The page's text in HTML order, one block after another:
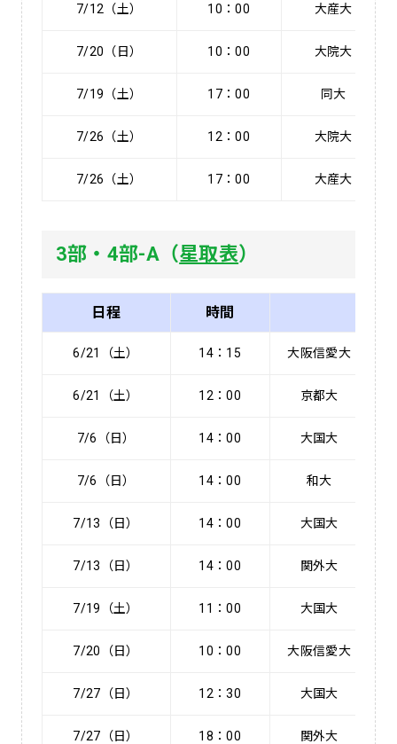
7/12（土） 10：00 大産大
7/20（日） 10：00 大院大
7/19（土） 17：00 同大
7/26（土） 12：00 大院大
7/26（土） 17：00 大産大
3部・4部-A（星取表）
日程 時間
6/21（土） 14：15 大阪信愛大
6/21（土） 12：00 京都大
7/6（日） 14：00 大国大
7/6（日） 14：00 和大
7/13（日） 14：00 大国大
7/13（日） 14：00 関外大
7/19（土） 11：00 大国大
7/20（日） 10：00 大阪信愛大
7/27（日） 12：30 大国大
7/27（日） 18：00 関外大